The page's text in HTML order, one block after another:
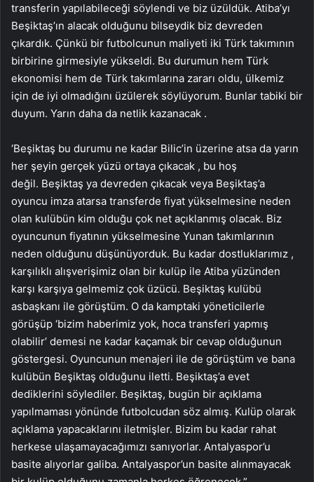
transferin yapılabileceği söylendi ve biz üzüldük. Atiba’yı
Beşiktaş’ın alacak olduğunu bilseydik biz devreden
çıkardık. Çünkü bir futbolcunun maliyeti iki Türk takımının
birbirine girmesiyle yükseldi. Bu durumun hem Türk
ekonomisi hem de Türk takımlarına zararı oldu, ülkemiz
için de iyi olmadığını üzülerek söylüyorum. Bunlar tabiki bir
duyum. Yarın daha da netlik kazanacak .
‘Beşiktaş bu durumu ne kadar Bilic’in üzerine atsa da yarın
her şeyin gerçek yüzü ortaya çıkacak , bu hoş
değil. Beşiktaş ya devreden çıkacak veya Beşiktaş’a
oyuncu imza atarsa transferde fiyat yükselmesine neden
olan kulübün kim olduğu çok net açıklanmış olacak. Biz
oyuncunun fiyatının yükselmesine Yunan takımlarının
neden olduğunu düşünüyorduk. Bu kadar dostluklarımız ,
karşılıklı alışverişimiz olan bir kulüp ile Atiba yüzünden
karşı karşıya gelmemiz çok üzücü. Beşiktaş kulübü
asbaşkanı ile görüştüm. O da kamptaki yöneticilerle
görüşüp ‘bizim haberimiz yok, hoca transferi yapmış
olabilir’ demesi ne kadar kaçamak bir cevap olduğunun
göstergesi. Oyuncunun menajeri ile de görüştüm ve bana
kulübün Beşiktaş olduğunu iletti. Beşiktaş’a evet
dediklerini söylediler. Beşiktaş, bugün bir açıklama
yapılmaması yönünde futbolcudan söz almış. Kulüp olarak
açıklama yapacaklarını iletmişler. Bizim bu kadar rahat
herkese ulaşamayacağımızı sanıyorlar. Antalyaspor’u
basite alıyorlar galiba. Antalyaspor’un basite alınmayacak